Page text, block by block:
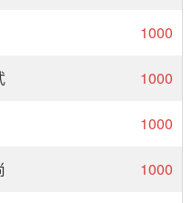
1000
1000
1000
1000